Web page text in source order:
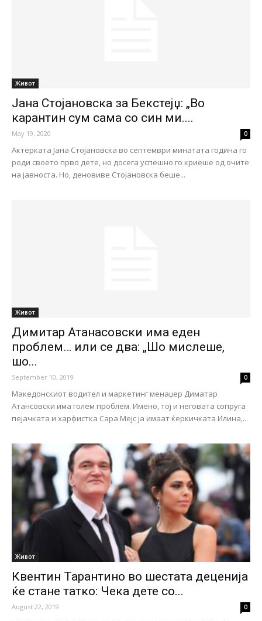
Живот
Јана Стојановска за Бекстејџ: „Во
карантин сум сама со син ми....
May 19, 2020 0
Актерката Јана Стојановска во септември минатата година го
роди своето прво дете, но досега успешно го криеше од очите
на јавноста. Но, деновиве Стојановска беше...
Живот
Димитар Атанасовски има еден
проблем… или се два: „Шо мислеше,
шо...
September 10, 2019 0
Македонскиот водител и маркетинг менаџер Диматар
Атансовски има голем проблем. Имено, тој и неговата сопруга
пејачката и харфистка Сара Мејс ја имаат ќеркичката Илина,...
Живот
Квентин Тарантино во шестата деценија
ќе стане татко: Чека дете со...
August 22, 2019 0